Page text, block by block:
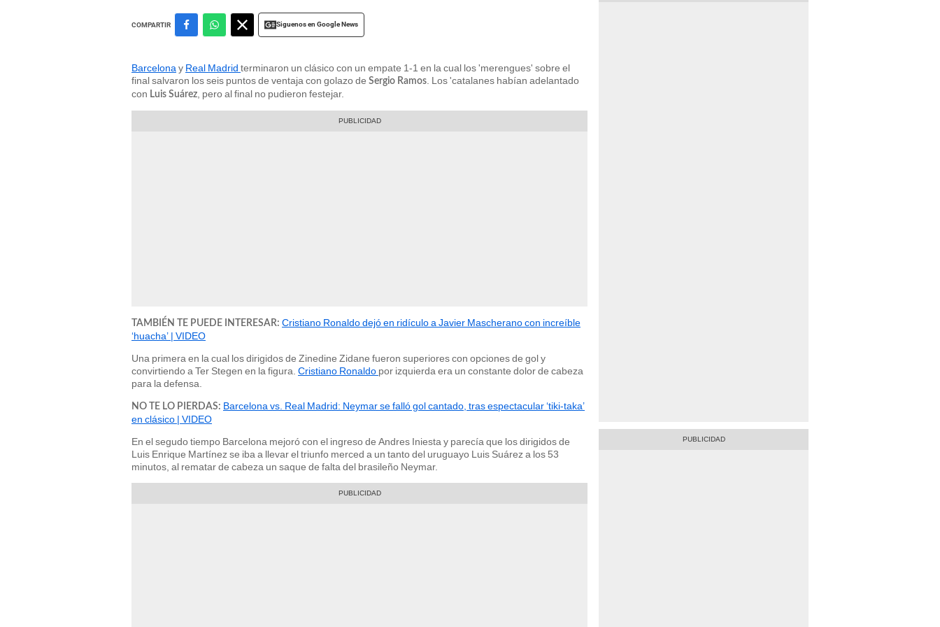
COMPARTIR Siguenos en Google News
Barcelona y Real Madrid terminaron un clásico con un empate 1-1 en la cual los 'merengues' sobre el
final salvaron los seis puntos de ventaja con golazo de Sergio Ramos . Los 'catalanes habían adelantado
con Luis Suárez , pero al final no pudieron festejar.
TAMBIÉN TE PUEDE INTERESAR: Cristiano Ronaldo dejó en ridículo a Javier Mascherano con increíble
‘huacha’ | VIDEO
Una primera en la cual los dirigidos de Zinedine Zidane fueron superiores con opciones de gol y
convirtiendo a Ter Stegen en la figura. Cristiano Ronaldo por izquierda era un constante dolor de cabeza
para la defensa.
NO TE LO PIERDAS: Barcelona vs. Real Madrid: Neymar se falló gol cantado, tras espectacular ‘tiki-taka’
en clásico | VIDEO
En el segudo tiempo Barcelona mejoró con el ingreso de Andres Iniesta y parecía que los dirigidos de
Luis Enrique Martínez se iba a llevar el triunfo merced a un tanto del uruguayo Luis Suárez a los 53
minutos, al rematar de cabeza un saque de falta del brasileño Neymar.